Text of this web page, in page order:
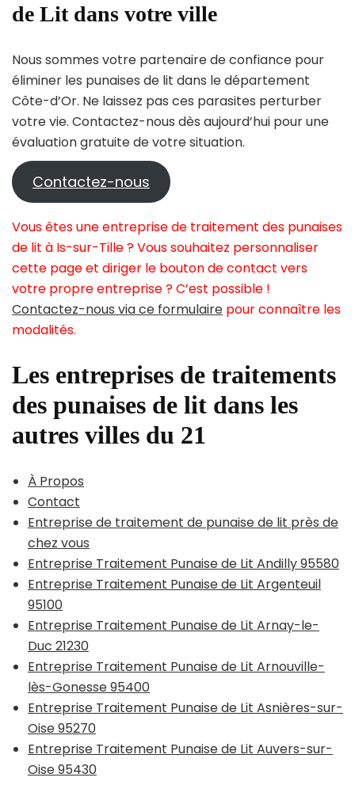
de Lit dans votre ville
Nous sommes votre partenaire de confiance pour
éliminer les punaises de lit dans le département
Côte-d’Or. Ne laissez pas ces parasites perturber
votre vie. Contactez-nous dès aujourd’hui pour une
évaluation gratuite de votre situation.
Contactez-nous
Vous êtes une entreprise de traitement des punaises
de lit à Is-sur-Tille ? Vous souhaitez personnaliser
cette page et diriger le bouton de contact vers
votre propre entreprise ? C’est possible !
Contactez-nous via ce formulaire pour connaître les
modalités.
Les entreprises de traitements
des punaises de lit dans les
autres villes du 21
À Propos
Contact
Entreprise de traitement de punaise de lit près de
chez vous
Entreprise Traitement Punaise de Lit Andilly 95580
Entreprise Traitement Punaise de Lit Argenteuil
95100
Entreprise Traitement Punaise de Lit Arnay-le-
Duc 21230
Entreprise Traitement Punaise de Lit Arnouville-
lès-Gonesse 95400
Entreprise Traitement Punaise de Lit Asnières-sur-
Oise 95270
Entreprise Traitement Punaise de Lit Auvers-sur-
Oise 95430